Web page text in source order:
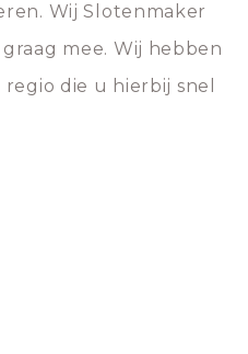
Wij Slotenmaker
mee. Wij hebben
die u hierbij snel